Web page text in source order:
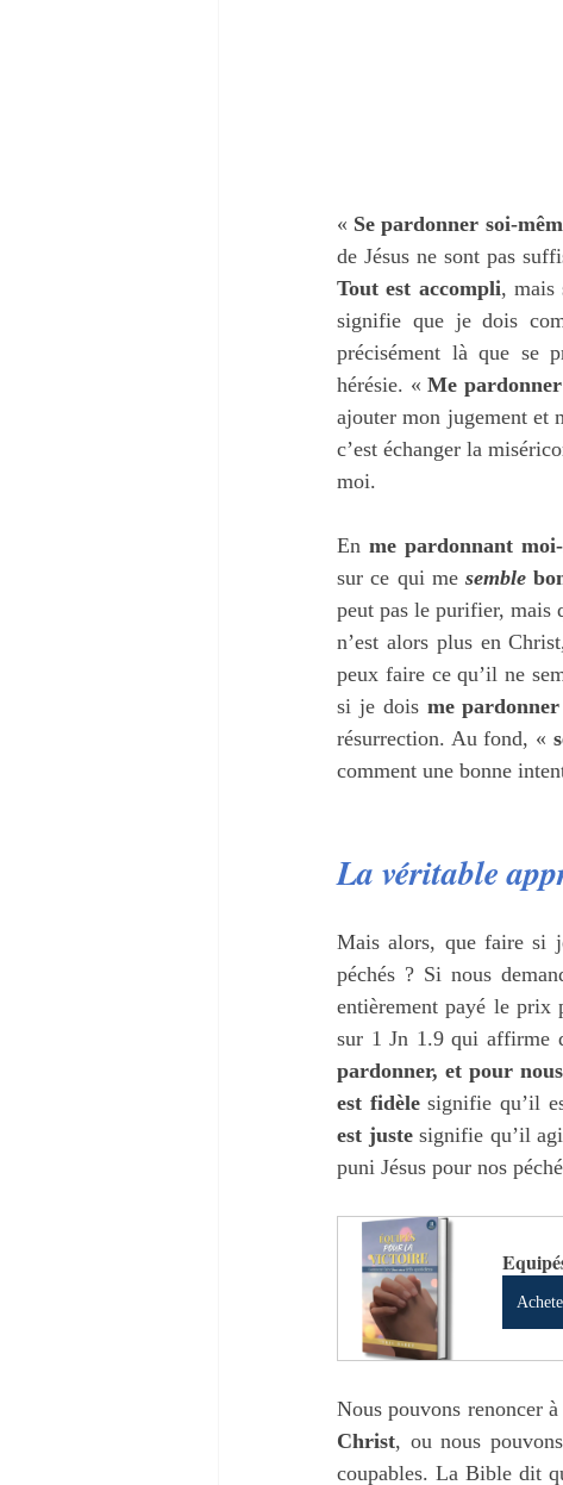
« Se pardonner soi-
Tout est accompli, mais
signifie que je dois
précisément là que se
hérésie. « Me
ajouter mon jugement et
c’est échanger la
moi.
En me pardonnant
sur ce qui me semble
peut pas le purifier, mais
n’est alors plus en
peux faire ce qu’il ne
si je dois me
résurrection. Au fond, «
comment une bonne
La véritable
Mais alors, que faire si
péchés ? Si nous
entièrement payé le prix
sur 1 Jn 1.9 qui affirme
pardonner, et pour
est fidèle signifie qu’il
est juste signifie qu’il
puni Jésus pour nos
Nous pouvons renoncer
Christ, ou nous
coupables. La Bible dit